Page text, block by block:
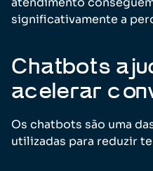
significativamente a
Chatbots
acelerar
Os chatbots são uma
utilizadas para reduzir